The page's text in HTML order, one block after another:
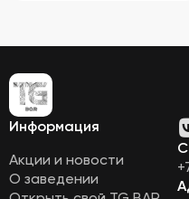
Информация
Акции и новости
О заведении